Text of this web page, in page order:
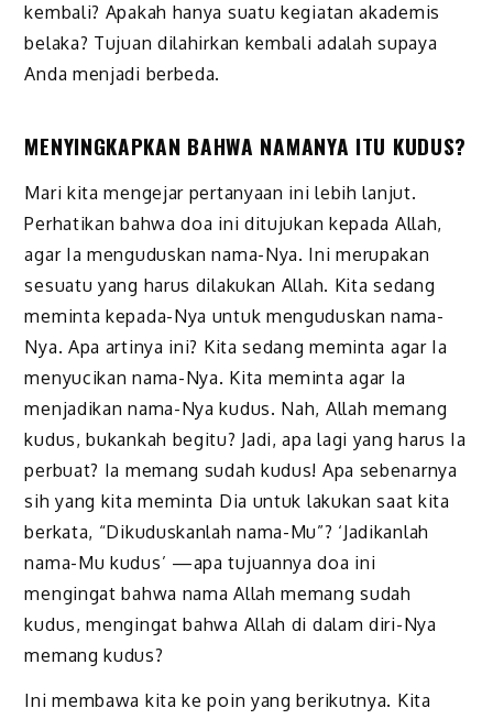
kembali? Apakah hanya suatu kegiatan akademis
belaka? Tujuan dilahirkan kembali adalah supaya
Anda menjadi berbeda.
MENYINGKAPKAN BAHWA NAMANYA ITU KUDUS?
Mari kita mengejar pertanyaan ini lebih lanjut.
Perhatikan bahwa doa ini ditujukan kepada Allah,
agar Ia menguduskan nama-Nya. Ini merupakan
sesuatu yang harus dilakukan Allah. Kita sedang
meminta kepada-Nya untuk menguduskan nama-
Nya. Apa artinya ini? Kita sedang meminta agar Ia
menyucikan nama-Nya. Kita meminta agar Ia
menjadikan nama-Nya kudus. Nah, Allah memang
kudus, bukankah begitu? Jadi, apa lagi yang harus Ia
perbuat? Ia memang sudah kudus! Apa sebenarnya
sih yang kita meminta Dia untuk lakukan saat kita
berkata, “Dikuduskanlah nama-Mu”? ‘Jadikanlah
nama-Mu kudus’ —apa tujuannya doa ini
mengingat bahwa nama Allah memang sudah
kudus, mengingat bahwa Allah di dalam diri-Nya
memang kudus?
Ini membawa kita ke poin yang berikutnya. Kita